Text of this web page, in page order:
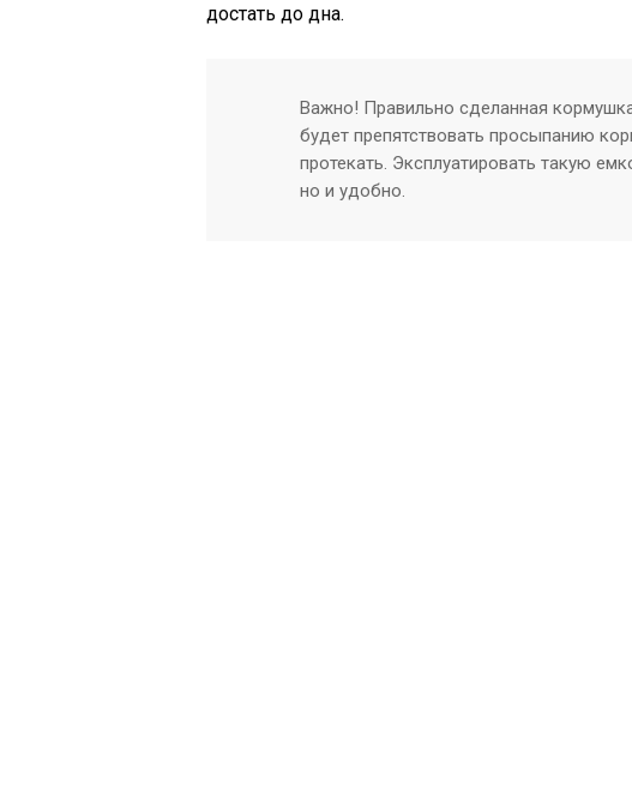
достать до дна.
Важно! Правильно сделанная
будет препятствовать просыпанию
протекать. Эксплуатировать такую
но и удобно.